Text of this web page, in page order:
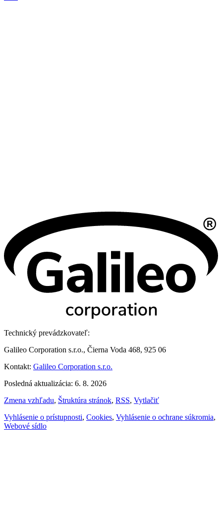
Technický prevádzkovateľ:
Galileo Corporation s.r.o., Čierna Voda 468, 925 06
Kontakt: Galileo Corporation s.r.o.
Posledná aktualizácia: 6. 8. 2026
Zmena vzhľadu, Štruktúra stránok, RSS, Vytlačiť
Vyhlásenie o prístupnosti, Cookies, Vyhlásenie o ochrane súkromia,
Webové sídlo